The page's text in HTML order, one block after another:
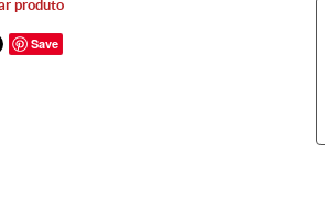
produto
Save